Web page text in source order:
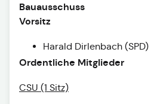
Bauausschuss
Vorsitz
Harald Dirlenbach (SPD)
Ordentliche Mitglieder
CSU (1 Sitz)